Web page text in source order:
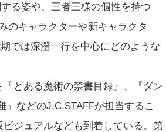
る姿や、三者三様の個性を持つ
のキャラクターや新キャラクタ
では深澄一行を中心にどのような
とある魔術の禁書目録』、『ダン
などのJ.C.STAFFが担当するこ
ジュアルなども到着している。第